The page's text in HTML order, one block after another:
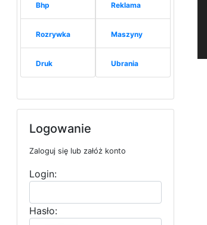
Bhp
Rozrywka
Druk
Reklama
Maszyny
Ubrania
Logowanie
Zaloguj się lub załóż konto
Login:
Hasło: